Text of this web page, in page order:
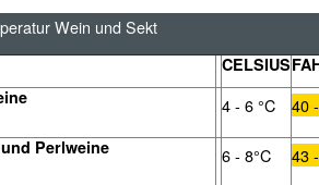
Wein und Sekt
CELSIUS
4 - 6 °C 40
Perlweine 6 - 8°C 43